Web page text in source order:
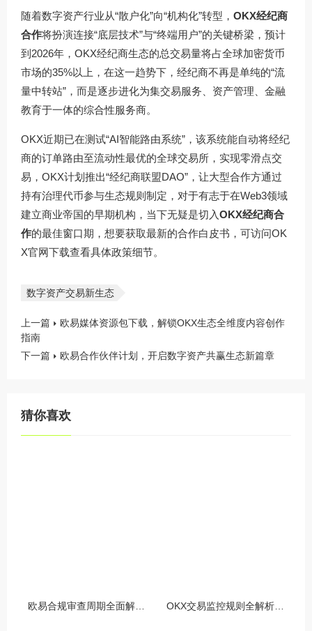
随着数字资产行业从“散户化”向“机构化”转型， OKX经纪商
合作将扮演连接“底层技术”与“终端用户”的关键桥梁，预计
到2026年，OKX经纪商生态的总交易量将占全球加密货币
市场的35%以上，在这一趋势下，经纪商不再是单纯的“流
量中转站”，而是逐步进化为集交易服务、资产管理、金融
教育于一体的综合性服务商。
OKX近期已在测试“AI智能路由系统”，该系统能自动将经纪
商的订单路由至流动性最优的全球交易所，实现零滑点交
易，OKX计划推出“经纪商联盟DAO”，让大型合作方通过
持有治理代币参与生态规则制定，对于有志于在Web3领域
建立商业帝国的早期机构，当下无疑是切入OKX经纪商合
作的最佳窗口期，想要获取最新的合作白皮书，可访问OK
X官网下载查看具体政策细节。
数字资产交易新生态
上一篇
欧易媒体资源包下载，解锁OKX生态全维度内容创作
指南
下一篇
欧易合作伙伴计划，开启数字资产共赢生态新篇章
猜你喜欢